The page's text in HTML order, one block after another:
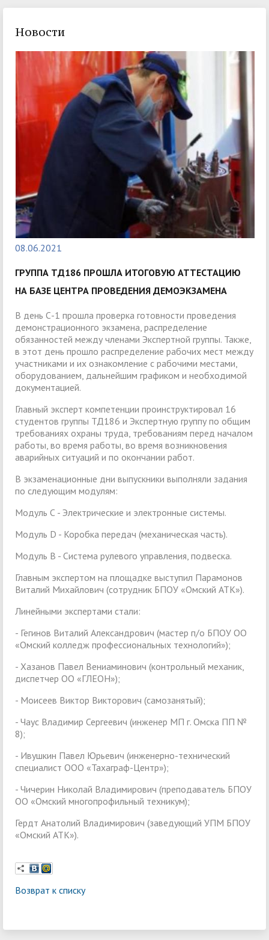
Новости
08.06.2021
ГРУППА ТД186 ПРОШЛА ИТОГОВУЮ АТТЕСТАЦИЮ
НА БАЗЕ ЦЕНТРА ПРОВЕДЕНИЯ ДЕМОЭКЗАМЕНА
В день С-1 прошла проверка готовности проведения
демонстрационного экзамена, распределение
обязанностей между членами Экспертной группы. Также,
в этот день прошло распределение рабочих мест между
участниками и их ознакомление с рабочими местами,
оборудованием, дальнейшим графиком и необходимой
документацией.
Главный эксперт компетенции проинструктировал 16
студентов группы ТД186 и Экспертную группу по общим
требованиях охраны труда, требованиям перед началом
работы, во время работы, во время возникновения
аварийных ситуаций и по окончании работ.
В экзаменационные дни выпускники выполняли задания
по следующим модулям:
Модуль С - Электрические и электронные системы.
Модуль D - Коробка передач (механическая часть).
Модуль В - Система рулевого управления, подвеска.
Главным экспертом на площадке выступил Парамонов
Виталий Михайлович (сотрудник БПОУ «Омский АТК»).
Линейными экспертами стали:
- Гегинов Виталий Александрович (мастер п/о БПОУ ОО
«Омский колледж профессиональных технологий»);
- Хазанов Павел Вениаминович (контрольный механик,
диспетчер ОО «ГЛЕОН»);
- Моисеев Виктор Викторович (самозанятый);
- Чаус Владимир Сергеевич (инженер МП г. Омска ПП №
8);
- Ивушкин Павел Юрьевич (инженерно-технический
специалист ООО «Тахаграф-Центр»);
- Чичерин Николай Владимирович (преподаватель БПОУ
ОО «Омский многопрофильный техникум);
Гердт Анатолий Владимирович (заведующий УПМ БПОУ
«Омский АТК»).
Возврат к списку